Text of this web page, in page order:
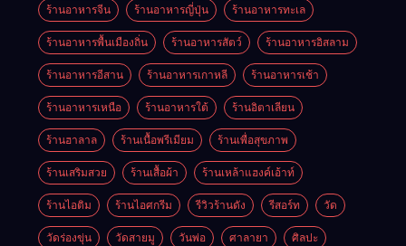
ร้านอาหารจีน ร้านอาหารญี่ปุ่น ร้านอาหารทะเล
ร้านอาหารพื้นเมืองถิ่น ร้านอาหารสัตว์ ร้านอาหารอิสลาม
ร้านอาหารอีสาน ร้านอาหารเกาหลี ร้านอาหารเช้า
ร้านอาหารเหนือ ร้านอาหารใต้ ร้านอิตาเลียน
ร้านฮาลาล ร้านเนื้อพรีเมียม ร้านเพื่อสุขภาพ
ร้านเสริมสวย ร้านเสื้อผ้า ร้านเหล้าแฮงค์เอ้าท์
ร้านไอติม ร้านไอศกรีม รีวิวร้านดัง รีสอร์ท วัด
วัดร่องขุ่น วัดสายมู วันพ่อ ศาลายา ศิลปะ